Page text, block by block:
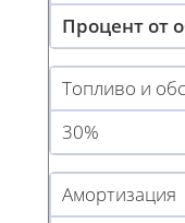
Процент от
Топливо и
30%
Амортизация